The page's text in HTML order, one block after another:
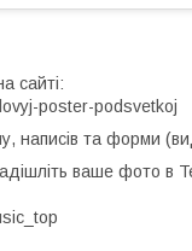
сайті:
poster-podsvetkoj
написів та форми
ваше фото в